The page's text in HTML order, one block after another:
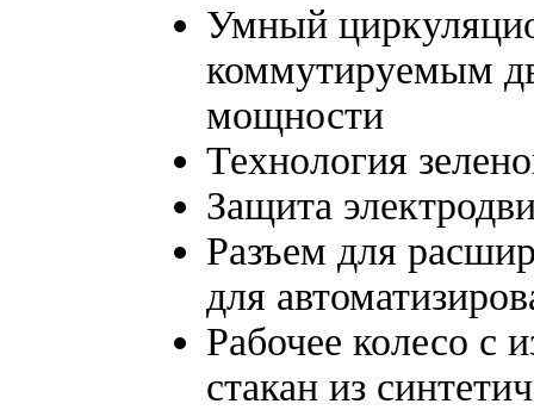
Умный
коммутируемым
мощности
Технология
Защита
Разъем для
для
Рабочее колесо с
стакан из